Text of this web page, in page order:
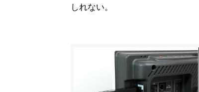
しれない。